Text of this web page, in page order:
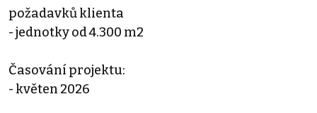
požadavků klienta
- jednotky od 4.300 m2
Časování projektu:
- květen 2026